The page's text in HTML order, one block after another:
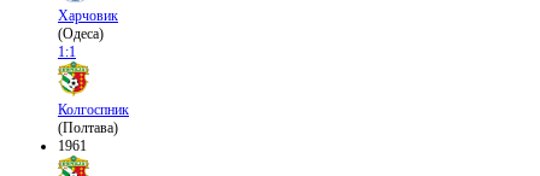
Харчовик
(Одеса)
1:1
Колгоспник
(Полтава)
1961